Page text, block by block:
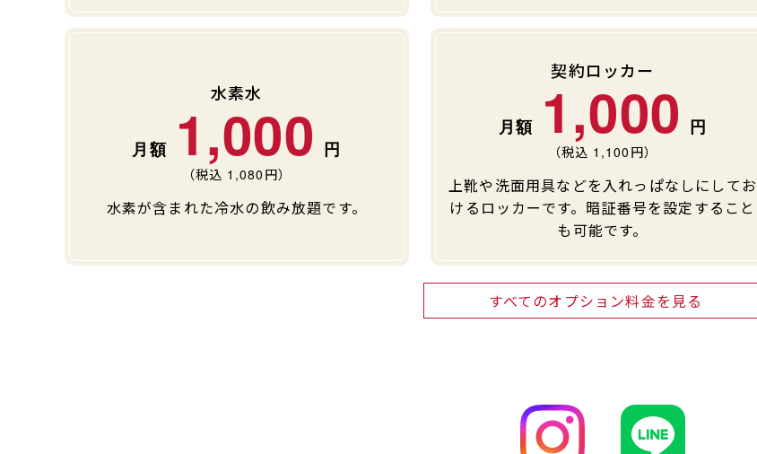
水素水
1,000
（税込 1,080 円）
水素が含まれた冷水の飲み放題です。
契約ロッカー
1,000
（税込 1,100 円）
上靴や洗面用具などを入れっぱなしにしてお
けるロッカーです。暗証番号を設定すること
も可能です。
すべてのオプション料金を見る